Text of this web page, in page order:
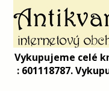
Vykupujeme celé
: 601118787.